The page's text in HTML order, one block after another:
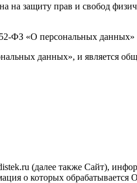
защиту прав и свобод
152-ФЗ «О персональных
данных», и является
(далее также Сайт),
о которых обрабатывается